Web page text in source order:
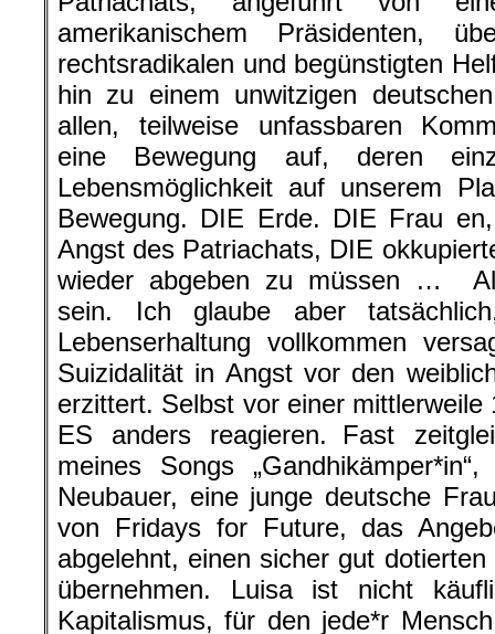
amerikanischem Präsidenten,
rechtsradikalen und begünstigten
hin zu einem unwitzigen
allen, teilweise unfassbaren
eine Bewegung auf, deren
Lebensmöglichkeit auf unserem
Bewegung. DIE Erde. DIE Frau
Angst des Patriachats, DIE
wieder abgeben zu müssen …
sein. Ich glaube aber
Lebenserhaltung vollkommen
Suizidalität in Angst vor den
erzittert. Selbst vor einer
ES anders reagieren. Fast
meines Songs
Neubauer, eine junge deutsche
von Fridays for Future, das
abgelehnt, einen sicher gut
übernehmen. Luisa ist nicht
Kapitalismus, für den jede*r